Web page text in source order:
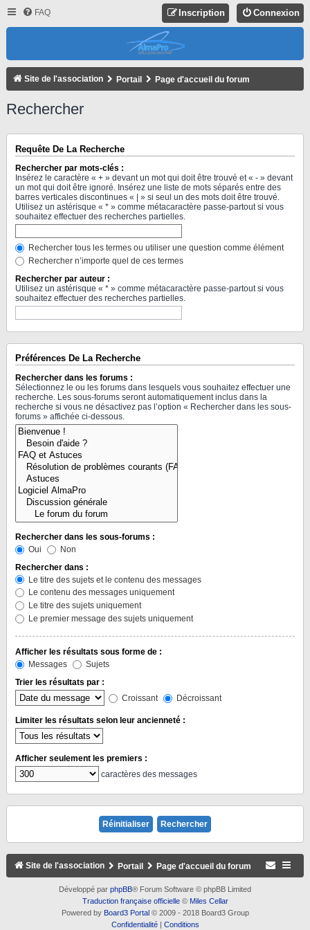
FAQ Connexion
Inscription
Site de l'association Portail Page d'accueil du forum
Rechercher
Requête De La Recherche
Rechercher par mots-clés :
Insérez le caractère « + » devant un mot qui doit être trouvé et « - » devant
un mot qui doit être ignoré. Insérez une liste de mots séparés entre des
barres verticales discontinues « | » si seul un des mots doit être trouvé.
Utilisez un astérisque « * » comme métacaractère passe-partout si vous
souhaitez effectuer des recherches partielles.
Rechercher tous les termes ou utiliser une question comme élément
Rechercher n’importe quel de ces termes
Rechercher par auteur :
Utilisez un astérisque « * » comme métacaractère passe-partout si vous
souhaitez effectuer des recherches partielles.
Préférences De La Recherche
Rechercher dans les forums :
Sélectionnez le ou les forums dans lesquels vous souhaitez effectuer une
recherche. Les sous-forums seront automatiquement inclus dans la
recherche si vous ne désactivez pas l’option « Rechercher dans les sous-
forums » affichée ci-dessous.
Rechercher dans les sous-forums :
Oui
Non
Rechercher dans :
Le titre des sujets et le contenu des messages
Le contenu des messages uniquement
Le titre des sujets uniquement
Le premier message des sujets uniquement
Afficher les résultats sous forme de :
Messages
Sujets
Trier les résultats par :
Croissant
Décroissant
Limiter les résultats selon leur ancienneté :
Afficher seulement les premiers :
caractères des messages
Site de l'association Portail Page d'accueil du forum
Développé par phpBB® Forum Software © phpBB Limited
Traduction française officielle© Miles Cellar
Powered by Board3 Portal© 2009 - 2018 Board3 Group
Confidentialité| Conditions